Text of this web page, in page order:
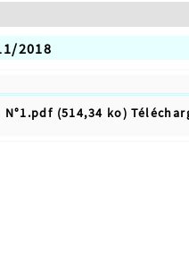
2018
N°1.pdf (514,34 ko)